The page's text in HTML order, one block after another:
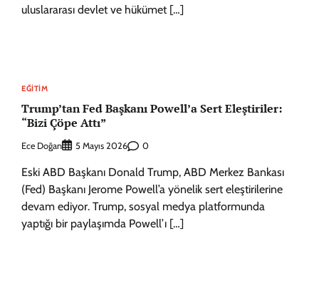
uluslararası devlet ve hükümet […]
EĞITIM
Trump’tan Fed Başkanı Powell’a Sert Eleştiriler:
“Bizi Çöpe Attı”
Ece Doğan 5 Mayıs 2026 0
Eski ABD Başkanı Donald Trump, ABD Merkez Bankası
(Fed) Başkanı Jerome Powell’a yönelik sert eleştirilerine
devam ediyor. Trump, sosyal medya platformunda
yaptığı bir paylaşımda Powell’ı […]